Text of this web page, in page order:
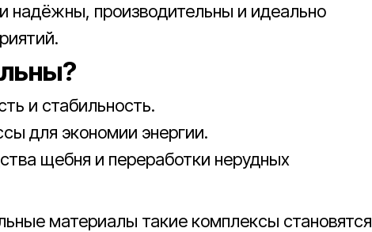
производительны и идеально
и стабильность.
для экономии энергии.
щебня и переработки нерудных
материалы такие комплексы становятся